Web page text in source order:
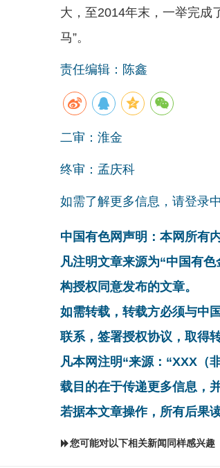
大，至2014年末，一举完成
马”。
责任编辑：陈鑫
二审：淮金
终审：孟庆科
如需了解更多信息，请登录
中国有色网声明：本网所有
凡注明文章来源为“中国有
构授权同意发布的文章。
如需转载，转载方必须与中
联系，签署授权协议，取得
凡本网注明“来源：“XXX（
载目的在于传递更多信息，
若据本文章操作，所有后果
您可能对以下相关新闻同样感兴趣